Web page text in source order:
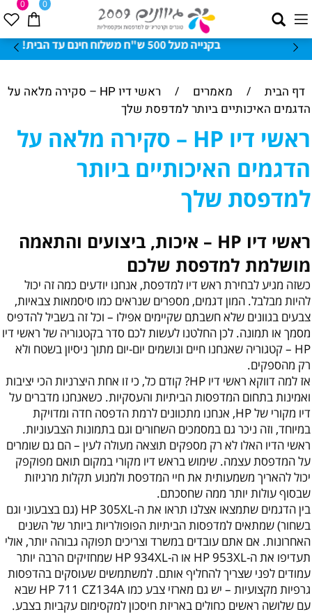
בקנייה מעל 500 ש"ח משלוח חינם עד הבית!
0 0
דף הבית / מאמרים /
ראשי דיו HP – סקירה מלאה על
הדגמים האיכותיים ביותר למדפסת שלך
ראשי דיו HP – סקירה מלאה על
הדגמים האיכותיים ביותר
למדפסת שלך
ראשי דיו HP – איכות, ביצועים והתאמה
מושלמת למדפסת שלכם
כשזה מגיע לבחירת ראש דיו למדפסת, אנחנו יודעים כמה זה יכול
להיות מבלבל. המון דגמים, מספרים שנראים כמו סיסמאות צבאיות,
צבעים בגוונים שלא חשבתם שקיימים אפילו – וכל זה בשביל להדפיס
מסמך או תמונה. לכן החלטנו לעשות לכם סדר בקטגוריה של ראשי דיו
HP – קטגוריה שאנחנו חיים ונושמים יום-יום מתוך ניסיון בשטח ולא
רק מהספקים.
אז למה דווקא ראשי דיו HP? קודם כל, כי זו אחת היצרניות הכי יציבות
ואמינות בתחום המדפסות הביתיות והעסקיות. כשאנחנו מדברים על
דיו מקורי של HP, אנחנו מתכוונים לרמת הדפסה חדה ומדויקת
במיוחד, וזה ניכר גם במסמכים השחורים וגם בתמונות הצבעוניות.
ראשי הדיו האלו לא רק מספקים תוצאה מעולה לעין – הם גם שומרים
על המדפסת עצמה. שימוש בראש דיו מקורי במקום תואם מפוקפק
יכול להאריך משמעותית את חיי המדפסת ולמנוע תקלות מרגיזות
שבסוף עולות יותר ממה שחסכתם.
בין הדגמים שתמצאו אצלנו תראו את ה-HP 305XL (גם בצבעוני וגם
בשחור) שמתאים למדפסות הביתיות הפופולריות ביותר של השנים
האחרונות. אם אתם עובדים במשרד וצריכים תפוקה גבוהה יותר, אולי
תעדיפו את ה-HP 953XL או ה-HP 934XL שמחזיקים הרבה יותר
עמודים לפני שצריך להחליף אותם. למשתמשים שעוסקים בהדפסות
גרפיות מקצועיות – יש גם מארזי צבע כמו HP 711 CZ134A שבא
עם שלושה ראשים כחולים באריזת חיסכון למקסימום עקביות בצבע.